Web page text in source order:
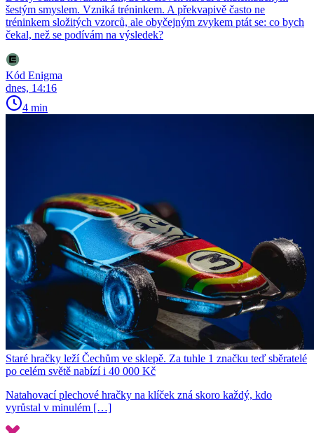
šestým smyslem. Vzniká tréninkem. A překvapivě často ne
tréninkem složitých vzorců, ale obyčejným zvykem ptát se: co bych
čekal, než se podívám na výsledek?
Kód Enigma
dnes, 14:16
4 min
Staré hračky leží Čechům ve sklepě. Za tuhle 1 značku teď sběratelé
po celém světě nabízí i 40 000 Kč
Natahovací plechové hračky na klíček zná skoro každý, kdo
vyrůstal v minulém […]